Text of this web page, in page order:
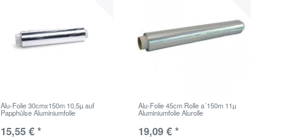
Alu-Folie 30cmx150m 10,5µ auf
Papphülse Aluminiumfolie
15,55 € *
Alu-Folie 45cm Rolle a´150m 11µ
Aluminiumfolie Alurolle
19,09 € *